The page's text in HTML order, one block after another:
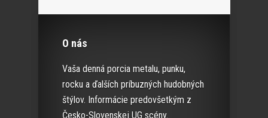
O nás
Vaša denná porcia metalu, punku,
rocku a ďalších príbuzných hudobných
štýlov. Informácie predovšetkým z
Česko-Slovenskej UG scény.